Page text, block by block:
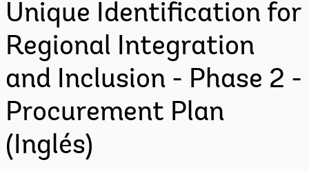
Unique Identification for
Regional Integration
and Inclusion - Phase 2 -
Procurement Plan
(Inglés)